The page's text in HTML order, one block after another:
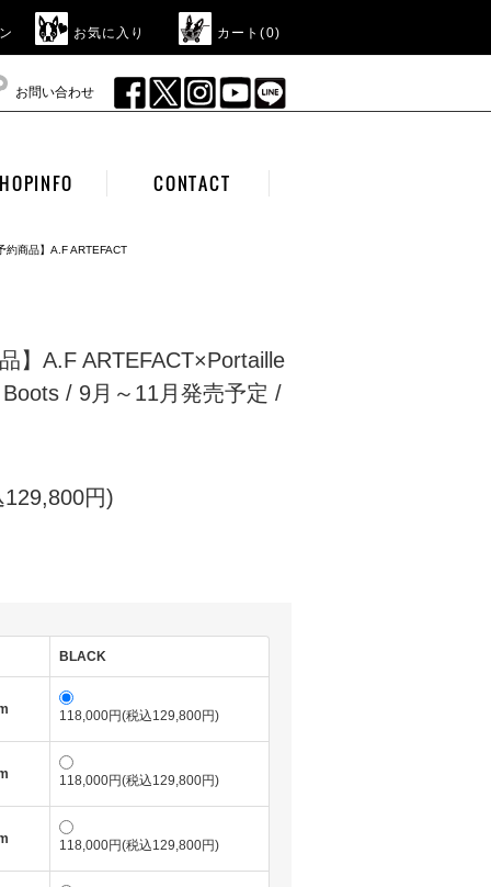
お気に入り カート(0)
お問い合わせ
CONTACT
約商品】A.F ARTEFACT
】A.F ARTEFACT×Portaille
/ 9月～11月発売予定 /
円)
BLACK
118,000円(税込129,800円)
118,000円(税込129,800円)
118,000円(税込129,800円)